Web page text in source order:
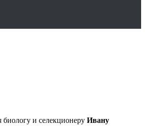
и селекционеруИвану